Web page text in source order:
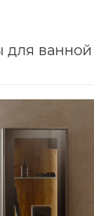
ванной